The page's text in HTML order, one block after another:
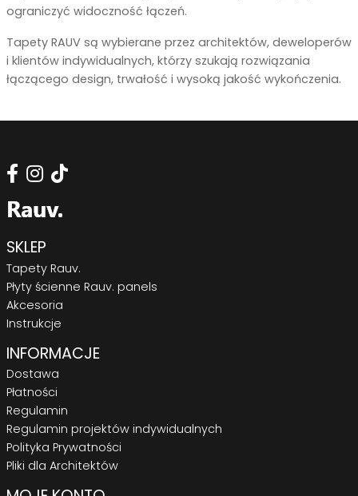
ograniczyć widoczność łączeń.
Tapety RAUV są wybierane przez architektów, deweloperów
i klientów indywidualnych, którzy szukają rozwiązania
łączącego design, trwałość i wysoką jakość wykończenia.
SKLEP
Tapety Rauv.
Płyty ścienne Rauv. panels
Akcesoria
Instrukcje
INFORMACJE
Dostawa
Płatności
Regulamin
Regulamin projektów indywidualnych
Polityka Prywatności
Pliki dla Architektów